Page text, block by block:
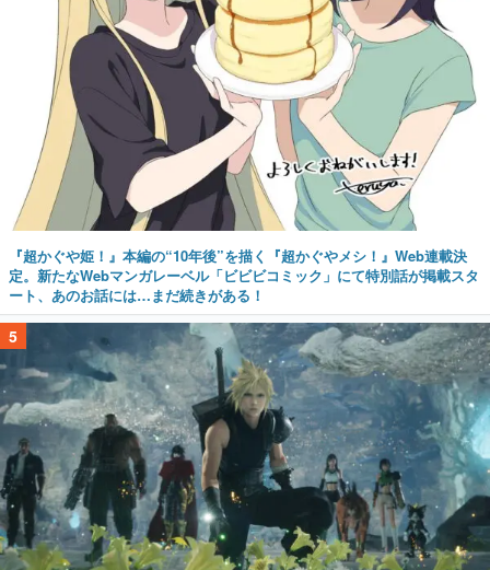
『超かぐや姫！』本編の“10年後”を描く『超かぐやメシ！』Web連載決
定。新たなWebマンガレーベル「ビビビコミック」にて特別話が掲載スタ
ート、あのお話には…まだ続きがある！
5